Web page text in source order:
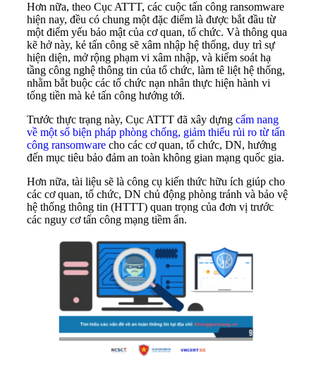
Hơn nữa, theo Cục ATTT, các cuộc tấn công ransomware
hiện nay, đều có chung một đặc điểm là được bắt đầu từ
một điểm yếu bảo mật của cơ quan, tổ chức. Và thông qua
kẽ hở này, kẻ tấn công sẽ xâm nhập hệ thống, duy trì sự
hiện diện, mở rộng phạm vi xâm nhập, và kiểm soát hạ
tầng công nghệ thông tin của tổ chức, làm tê liệt hệ thống,
nhằm bắt buộc các tổ chức nạn nhân thực hiện hành vi
tống tiền mà kẻ tấn công hướng tới.
Trước thực trạng này, Cục ATTT đã xây dựng cẩm nang
về một số biện pháp phòng chống, giảm thiểu rủi ro từ tấn
công ransomware cho các cơ quan, tổ chức, DN, hướng
đến mục tiêu bảo đảm an toàn không gian mạng quốc gia.
Hơn nữa, tài liệu sẽ là công cụ kiến thức hữu ích giúp cho
các cơ quan, tổ chức, DN chủ động phòng tránh và bảo vệ
hệ thống thông tin (HTTT) quan trọng của đơn vị trước
các nguy cơ tấn công mạng tiềm ẩn.